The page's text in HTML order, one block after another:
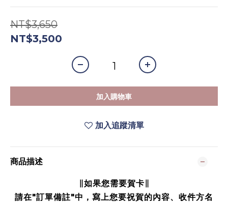
NT$3,650
NT$3,500
加入購物車
加入追蹤清單
商品描述
∥如果您需要賀卡∥
請在"訂單備註"中，寫上您要祝賀的內容、收件方名